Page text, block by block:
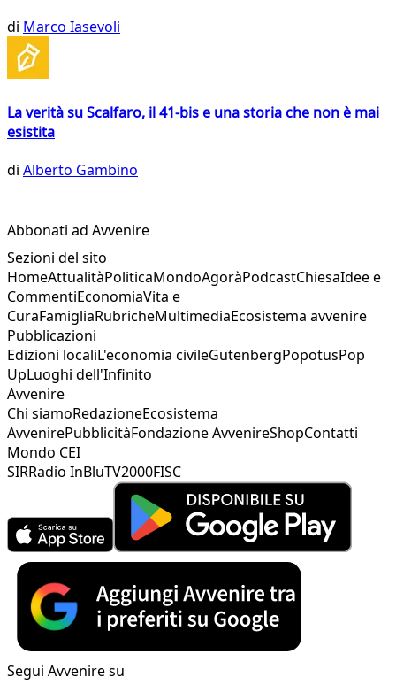
di Marco Iasevoli
La verità su Scalfaro, il 41-bis e una storia che non è mai
esistita
di Alberto Gambino
Abbonati ad Avvenire
Sezioni del sito
HomeAttualitàPoliticaMondoAgoràPodcastChiesaIdee e
CommentiEconomiaVita e
CuraFamigliaRubricheMultimediaEcosistema avvenire
Pubblicazioni
Edizioni localiL'economia civileGutenbergPopotusPop
UpLuoghi dell'Infinito
Avvenire
Chi siamoRedazioneEcosistema
AvvenirePubblicitàFondazione AvvenireShopContatti
Mondo CEI
SIRRadio InBluTV2000FISC
Segui Avvenire su